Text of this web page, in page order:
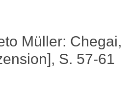
Müller: Chegai,
S. 57-61